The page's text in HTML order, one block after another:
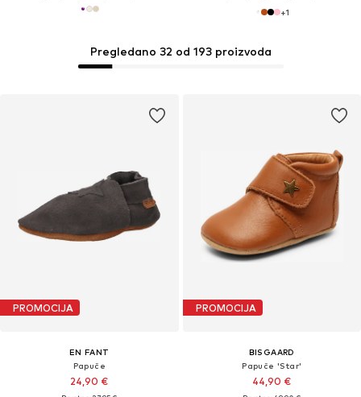
+1
PROMOCIJA
EN FANT
Papuče
24,90 €
Pregledano 32 od 193 proizvoda
PROMOCIJA
BISGAARD
Papuče 'Star'
44,90 €